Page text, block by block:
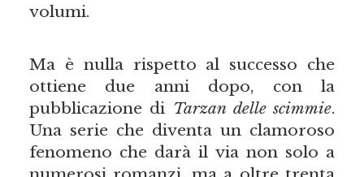
volumi.
Ma è nulla rispetto al successo che
ottiene due anni dopo, con la
pubblicazione di Tarzan delle scimmie.
Una serie che diventa un clamoroso
fenomeno che darà il via non solo a